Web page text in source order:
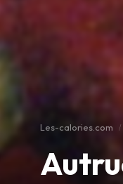
Les-calories.com